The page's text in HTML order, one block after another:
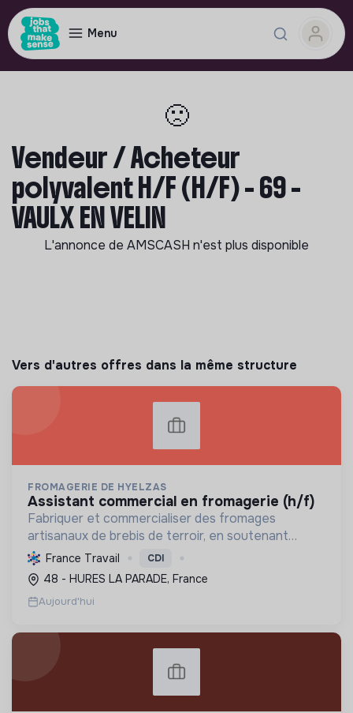
Menu
🙁
Vendeur / Acheteur
polyvalent H/F (H/F) - 69 -
VAULX EN VELIN
L'annonce de AMSCASH n'est plus disponible
Vers d'autres offres dans la même structure
FROMAGERIE DE HYELZAS
assistant commercial en fromagerie (h/f)
Fabriquer et commercialiser des fromages
artisanaux de brebis de terroir, en soutenant
l'agriculture locale et biologique, et en promouvant
un modèle économique et social équitable.
France Travail CDI
48 - HURES LA PARADE, France
Aujourd'hui